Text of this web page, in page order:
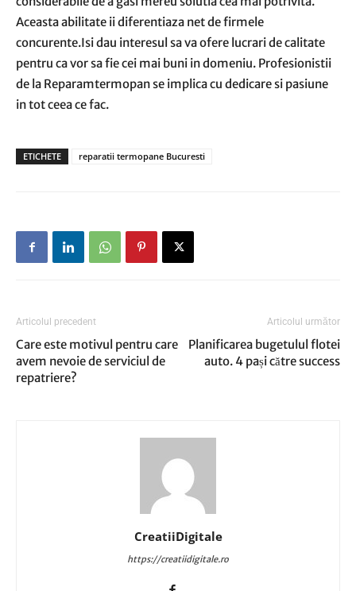
Aceasta abilitate ii diferentiaza net de firmele
concurente.Isi dau interesul sa va ofere lucrari de calitate
pentru ca vor sa fie cei mai buni in domeniu. Profesionistii
de la Reparamtermopan se implica cu dedicare si pasiune
in tot ceea ce fac.
ETICHETE reparatii termopane Bucuresti
Articolul precedent
Care este motivul pentru care
avem nevoie de serviciul de
repatriere?
Articolul următor
Planificarea bugetulul flotei
auto. 4 pași către success
CreatiiDigitale
https://creatiidigitale.ro